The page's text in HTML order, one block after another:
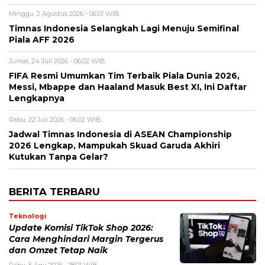
Minggu, 2 Agustus 2026 - 06:01 WIB
Timnas Indonesia Selangkah Lagi Menuju Semifinal
Piala AFF 2026
Jumat, 24 Juli 2026 - 06:02 WIB
FIFA Resmi Umumkan Tim Terbaik Piala Dunia 2026,
Messi, Mbappe dan Haaland Masuk Best XI, Ini Daftar
Lengkapnya
Rabu, 22 Juli 2026 - 06:02 WIB
Jadwal Timnas Indonesia di ASEAN Championship
2026 Lengkap, Mampukah Skuad Garuda Akhiri
Kutukan Tanpa Gelar?
BERITA TERBARU
Teknologi
Update Komisi TikTok Shop 2026:
Cara Menghindari Margin Tergerus
dan Omzet Tetap Naik